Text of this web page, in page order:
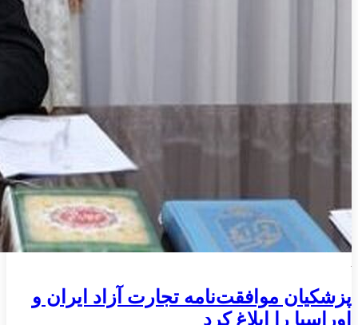
پزشکیان موافقت‌نامه تجارت آزاد ایران و
اوراسیا را ابلاغ کرد